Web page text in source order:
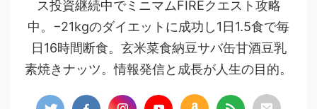
ス投資継続中でミニマムFIREクエスト攻略
中。−21kgのダイエットに成功し1日1.5食で毎
日16時間断食。玄米菜食納豆サバ缶甘酒豆乳
素焼きナッツ。情報発信と成長が人生の目的。